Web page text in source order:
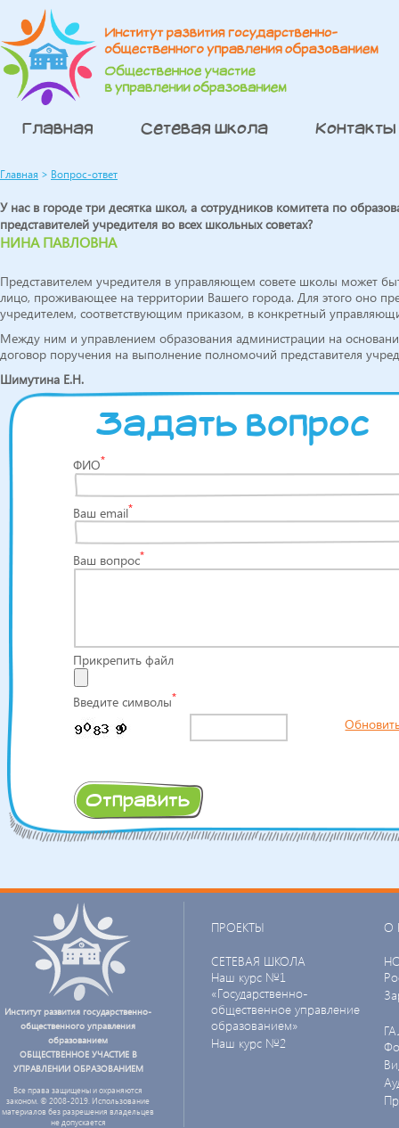
Главная Сетевая школа Контакты
Главная > Вопрос-ответ
У нас в городе три десятка школ, а сотрудников комитета по
представителей учредителя во всех школьных советах?
НИНА ПАВЛОВНА
Представителем учредителя в управляющем совете школы может
лицо, проживающее на территории Вашего города. Для этого оно
учредителем, соответствующим приказом, в конкретный
Между ним и управлением образования администрации на
договор поручения на выполнение полномочий представителя
Шимутина Е.Н.
Задать вопрос
ФИО*
Ваш email*
Ваш вопрос*
Прикрепить файл
Введите символы*
Институт развития государственно-
общественного управления
образованием
ОБЩЕСТВЕННОЕ УЧАСТИЕ В
УПРАВЛЕНИИ ОБРАЗОВАНИЕМ
Все права защищены и охраняются
законом. © 2008-2019. Использование
материалов без разрешения владельцев
не допускается
ПРОЕКТЫ
СЕТЕВАЯ ШКОЛА
Наш курс №1
«Государственно-
общественное управление
образованием»
Наш курс №2
О